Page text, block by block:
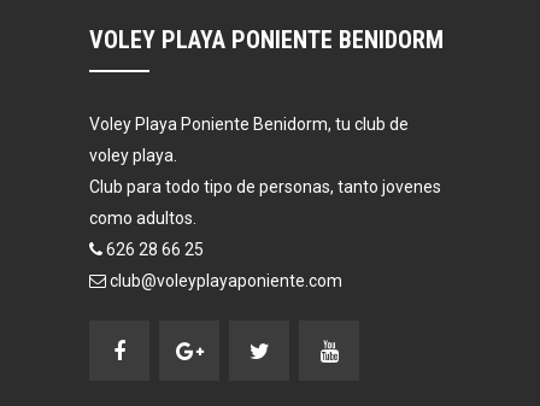
VOLEY PLAYA PONIENTE BENIDORM
Voley Playa Poniente Benidorm, tu club de
voley playa.
Club para todo tipo de personas, tanto jovenes
como adultos.
626 28 66 25
club@voleyplayaponiente.com